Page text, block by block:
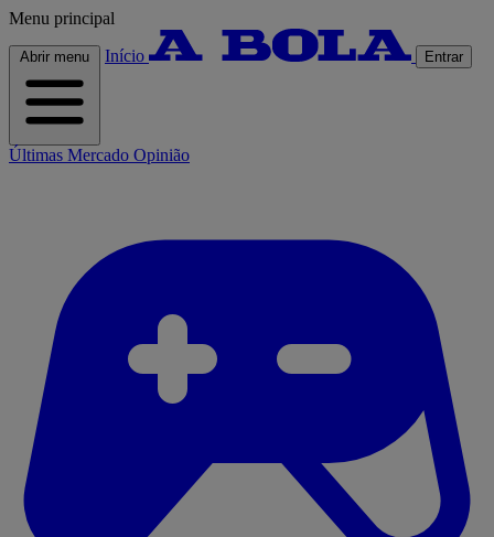
Menu principal
Abrir menu Início Entrar
Últimas Mercado Opinião